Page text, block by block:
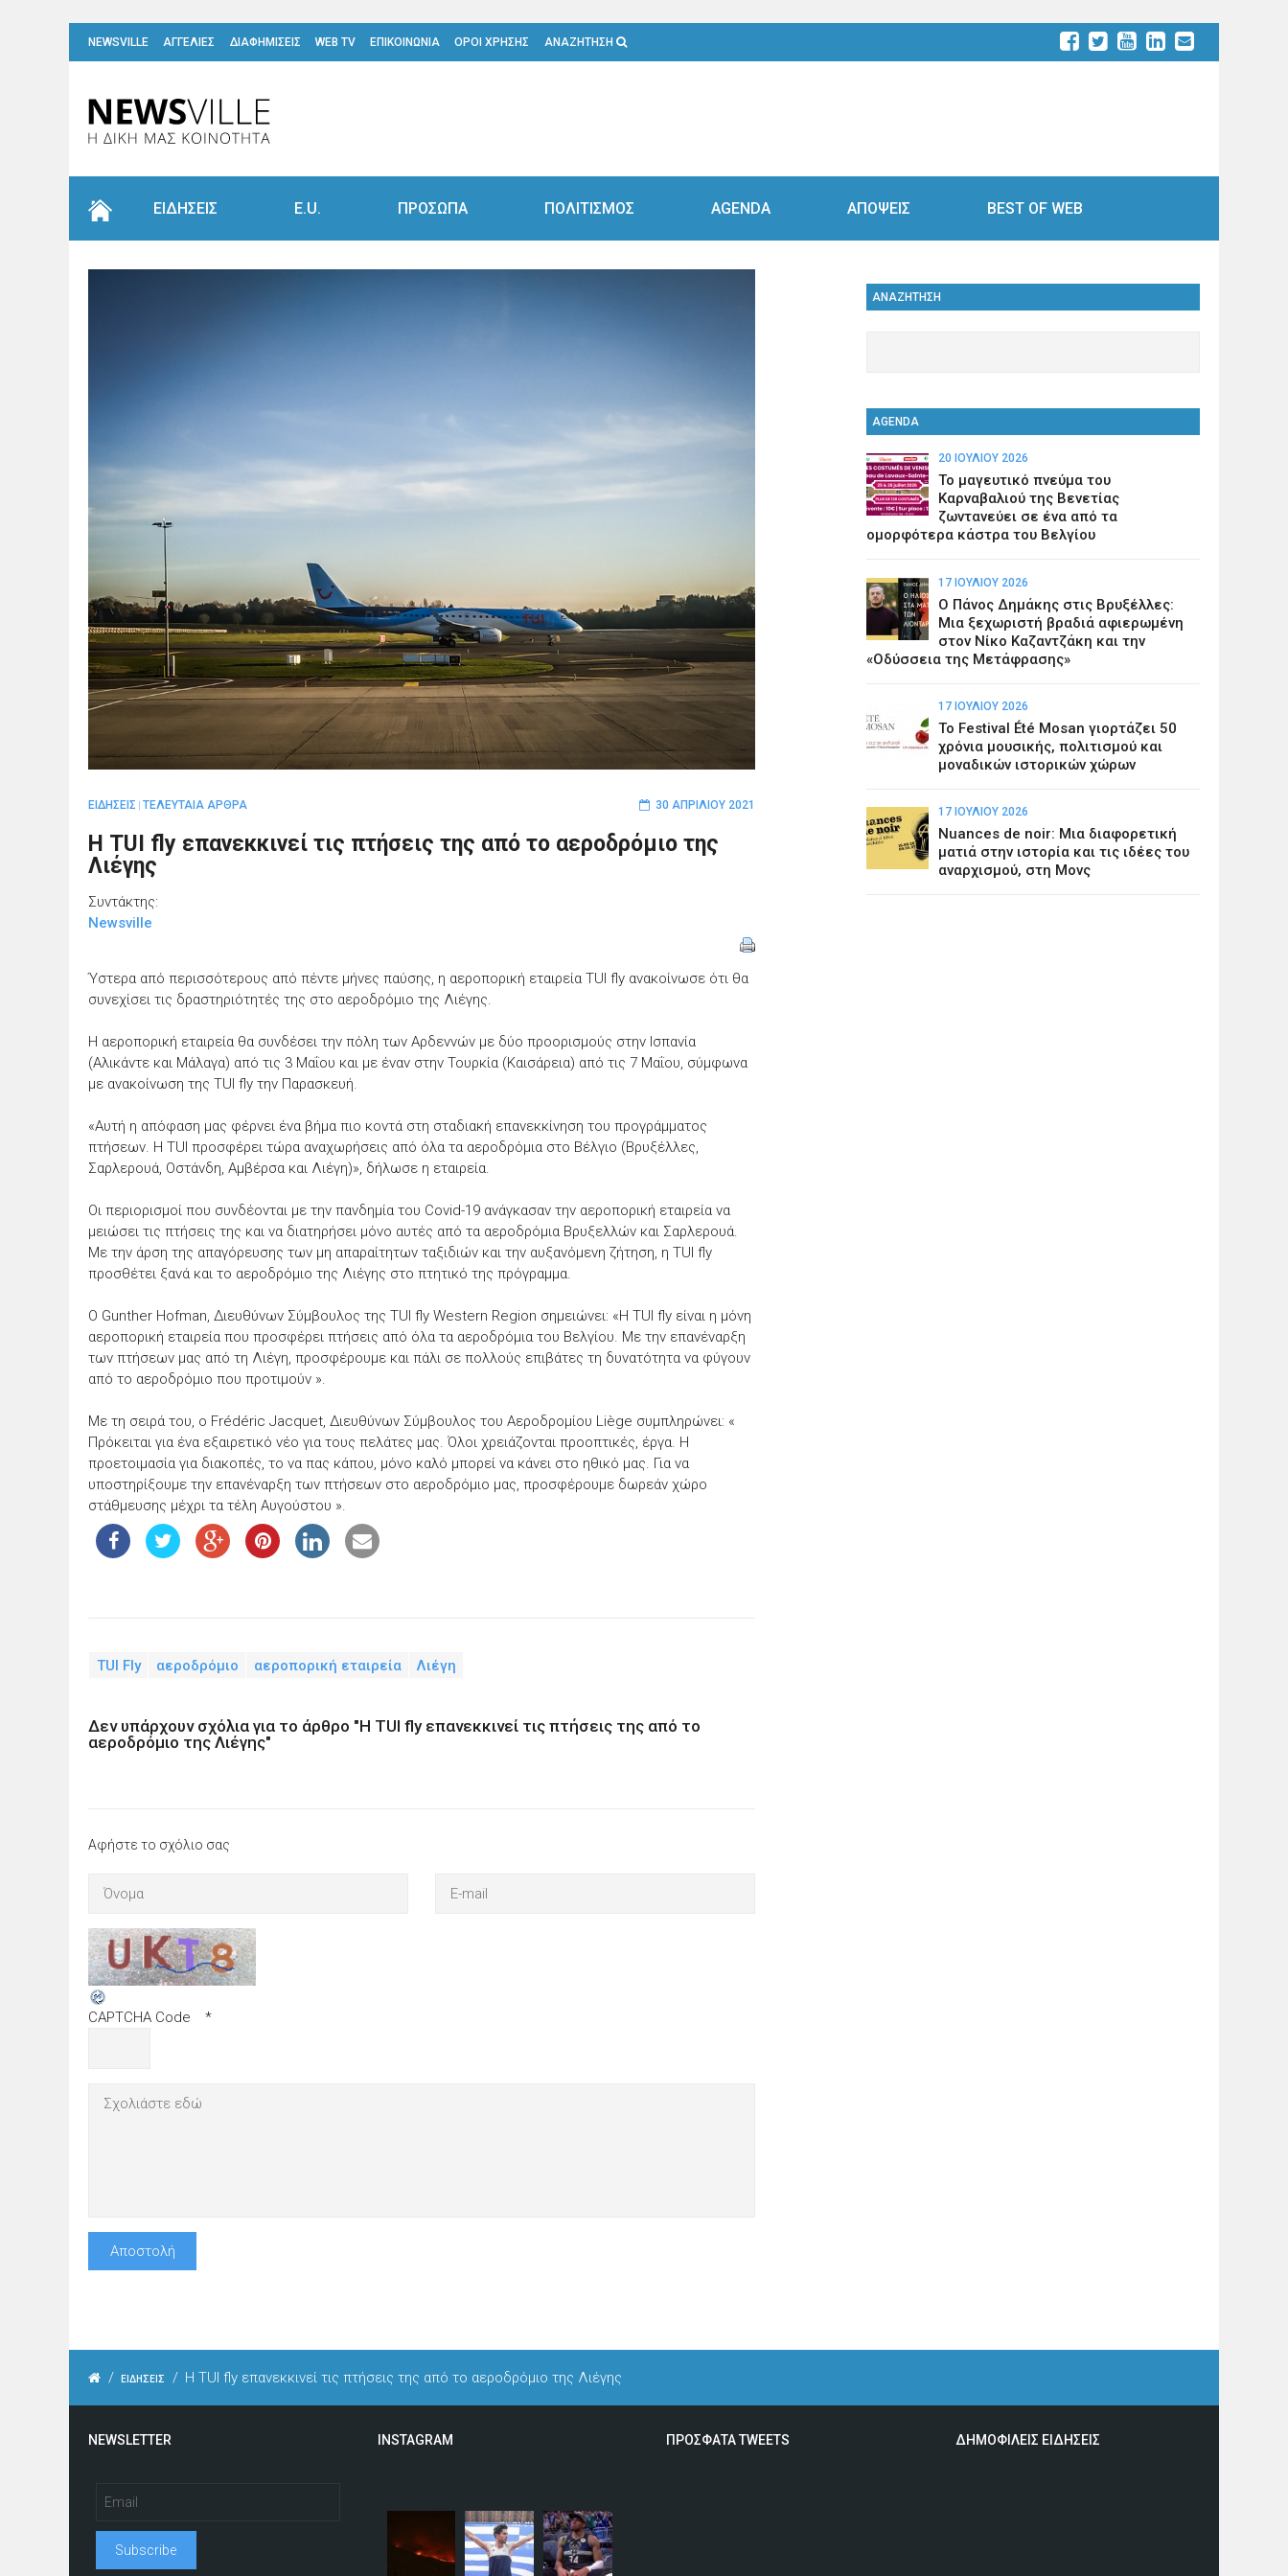
NEWSVILLE ΑΓΓΕΛΙΕΣ ΔΙΑΦΗΜΙΣΕΙΣ WEB TV ΕΠΙΚΟΙΝΩΝΙΑ ΟΡΟΙ ΧΡΗΣΗΣ ΑΝΑΖΗΤΗΣΗ
ΕΙΔΗΣΕΙΣ E.U. ΠΡΟΣΩΠΑ ΠΟΛΙΤΙΣΜΟΣ AGENDA ΑΠΟΨΕΙΣ BEST OF WEB
30 ΑΠΡΙΛΊΟΥ 2021
ΕΙΔΗΣΕΙΣ ΤΕΛΕΥΤΑΙΑ ΑΡΘΡΑ
Η TUI fly επανεκκινεί τις πτήσεις της από το αεροδρόμιο της
Λιέγης
Συντάκτης:
Newsville
Ύστερα από περισσότερους από πέντε μήνες παύσης, η αεροπορική εταιρεία TUI fly ανακοίνωσε ότι θα
συνεχίσει τις δραστηριότητές της στο αεροδρόμιο της Λιέγης.
Η αεροπορική εταιρεία θα συνδέσει την πόλη των Αρδεννών με δύο προορισμούς στην Ισπανία
(Αλικάντε και Μάλαγα) από τις 3 Μαΐου και με έναν στην Τουρκία (Καισάρεια) από τις 7 Μαΐου, σύμφωνα
με ανακοίνωση της TUI fly την Παρασκευή.
«Αυτή η απόφαση μας φέρνει ένα βήμα πιο κοντά στη σταδιακή επανεκκίνηση του προγράμματος
πτήσεων. Η TUI προσφέρει τώρα αναχωρήσεις από όλα τα αεροδρόμια στο Βέλγιο (Βρυξέλλες,
Σαρλερουά, Οστάνδη, Αμβέρσα και Λιέγη)», δήλωσε η εταιρεία.
Οι περιορισμοί που συνδέονται με την πανδημία του Covid-19 ανάγκασαν την αεροπορική εταιρεία να
μειώσει τις πτήσεις της και να διατηρήσει μόνο αυτές από τα αεροδρόμια Βρυξελλών και Σαρλερουά.
Με την άρση της απαγόρευσης των μη απαραίτητων ταξιδιών και την αυξανόμενη ζήτηση, η TUI fly
προσθέτει ξανά και το αεροδρόμιο της Λιέγης στο πτητικό της πρόγραμμα.
O Gunther Hofman, Διευθύνων Σύμβουλος της TUI fly Western Region σημειώνει: «Η TUI fly είναι η μόνη
αεροπορική εταιρεία που προσφέρει πτήσεις από όλα τα αεροδρόμια του Βελγίου. Με την επανέναρξη
των πτήσεων μας από τη Λιέγη, προσφέρουμε και πάλι σε πολλούς επιβάτες τη δυνατότητα να φύγουν
από το αεροδρόμιο που προτιμούν ».
Με τη σειρά του, ο Frédéric Jacquet, Διευθύνων Σύμβουλος του Αεροδρομίου Liège συμπληρώνει: «
Πρόκειται για ένα εξαιρετικό νέο για τους πελάτες μας. Όλοι χρειάζονται προοπτικές, έργα. Η
προετοιμασία για διακοπές, το να πας κάπου, μόνο καλό μπορεί να κάνει στο ηθικό μας. Για να
υποστηρίξουμε την επανέναρξη των πτήσεων στο αεροδρόμιο μας, προσφέρουμε δωρεάν χώρο
στάθμευσης μέχρι τα τέλη Αυγούστου ».
TUI Fly αεροδρόμιο αεροπορική εταιρεία Λιέγη
Δεν υπάρχουν σχόλια για το άρθρο "Η TUI fly επανεκκινεί τις πτήσεις της από το
αεροδρόμιο της Λιέγης"
Αφήστε το σχόλιο σας
CAPTCHA Code *
ΑΝΑΖΗΤΗΣΗ
AGENDA
20 ΙΟΥΛΊΟΥ 2026
Το μαγευτικό πνεύμα του
Καρναβαλιού της Βενετίας
ζωντανεύει σε ένα από τα
ομορφότερα κάστρα του Βελγίου
17 ΙΟΥΛΊΟΥ 2026
Ο Πάνος Δημάκης στις Βρυξέλλες:
Μια ξεχωριστή βραδιά αφιερωμένη
στον Νίκο Καζαντζάκη και την
«Οδύσσεια της Μετάφρασης»
17 ΙΟΥΛΊΟΥ 2026
Το Festival Été Mosan γιορτάζει 50
χρόνια μουσικής, πολιτισμού και
μοναδικών ιστορικών χώρων
17 ΙΟΥΛΊΟΥ 2026
Nuances de noir: Μια διαφορετική
ματιά στην ιστορία και τις ιδέες του
αναρχισμού, στη Μονς
/ ΕΙΔΗΣΕΙΣ / Η TUI fly επανεκκινεί τις πτήσεις της από το αεροδρόμιο της Λιέγης
NEWSLETTER INSTAGRAM ΠΡΟΣΦΑΤΑ TWEETS ΔΗΜΟΦΙΛΕΙΣ ΕΙΔΗΣΕΙΣ